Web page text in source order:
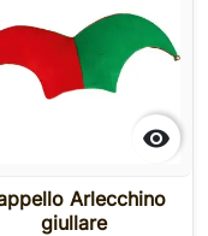

Arlecchino
giullare